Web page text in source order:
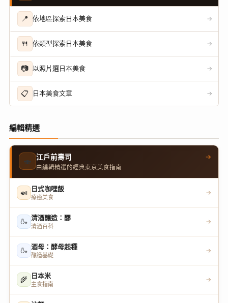
📍 依地區探索日本美食 →
🍴 依類型探索日本美食 →
📷 以照片選日本美食 →
📋 日本美食文章 →
編輯精選
🍣 江戶前壽司
由編輯精選的經典東京美食指南
→
🍛 日式咖哩飯
療癒美食
→
🍶 清酒釀造：醪
清酒百科
→
🍶 酒母：酵母起種
釀造基礎
→
🌾 日本米
主食指南
→